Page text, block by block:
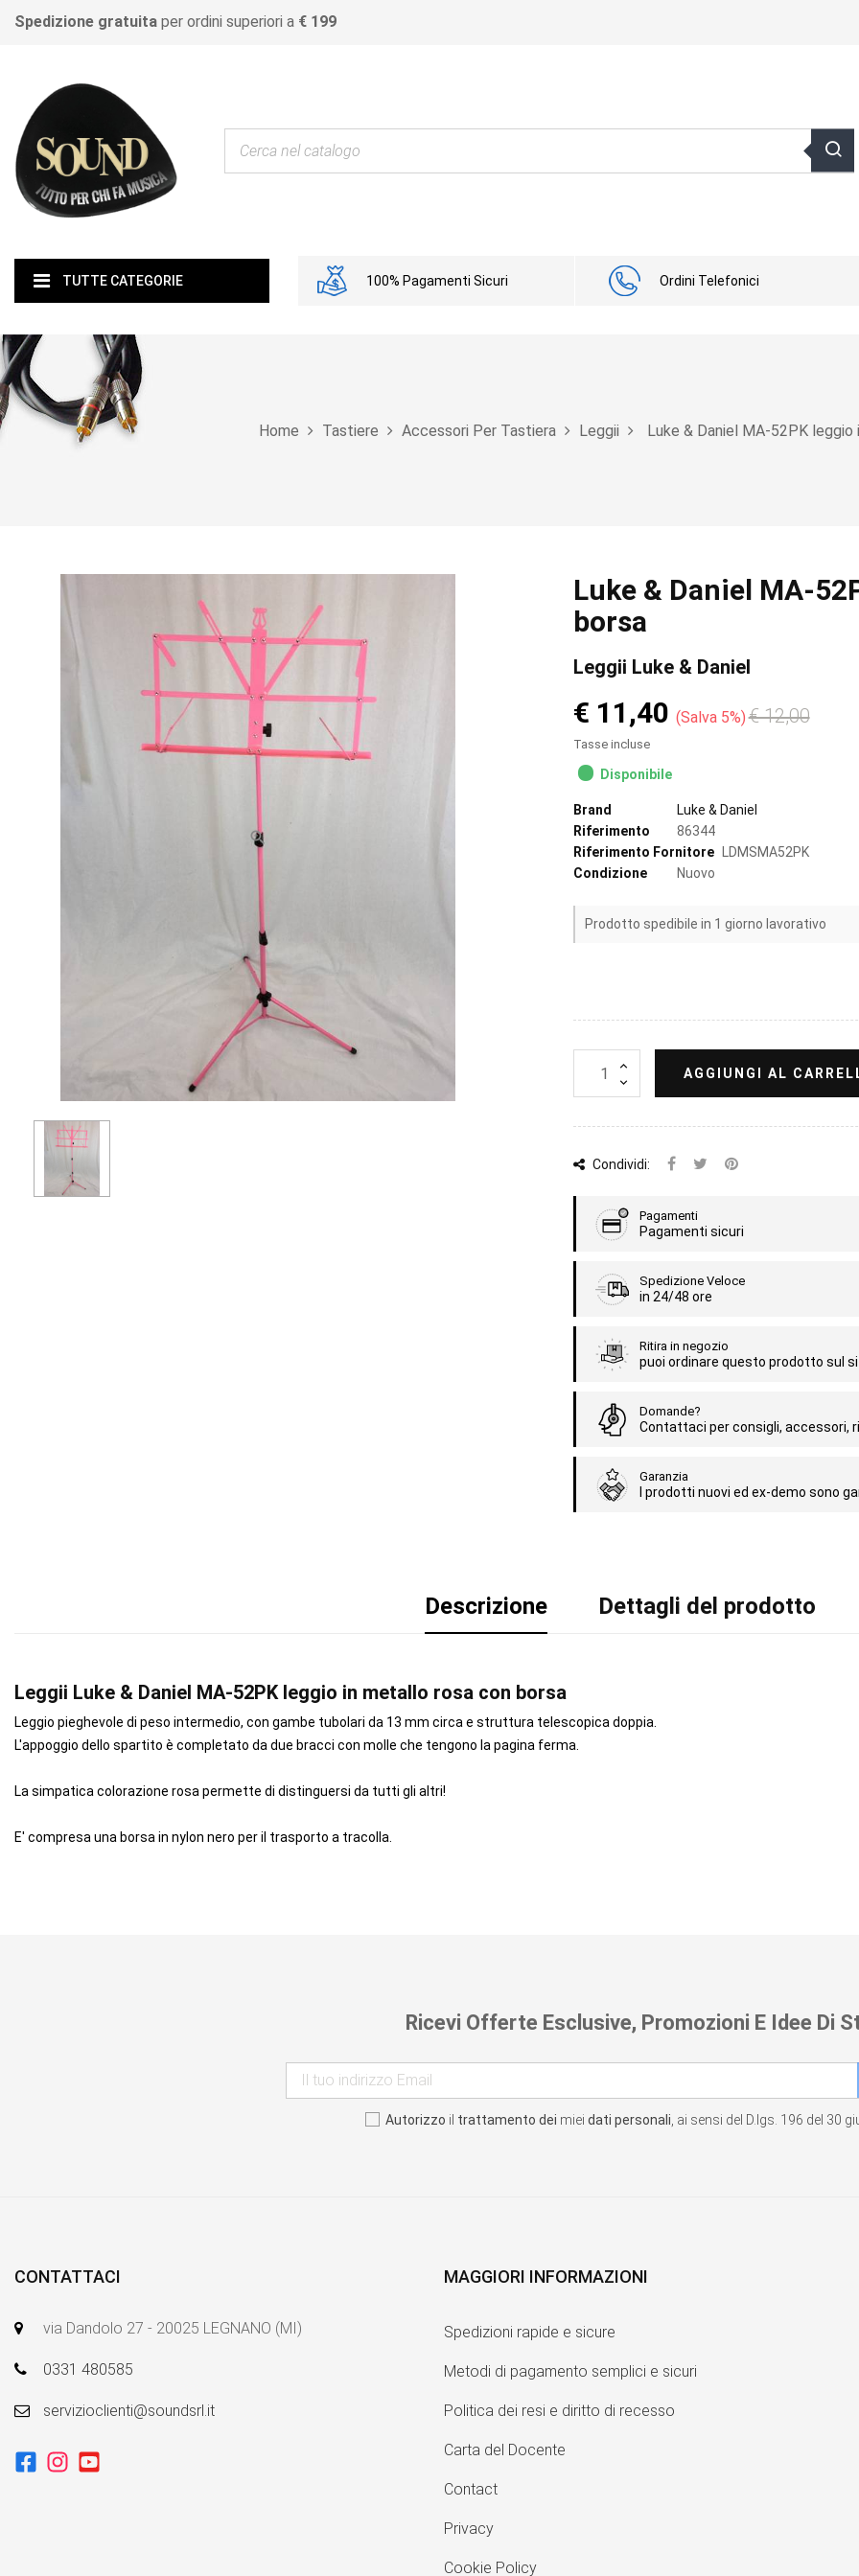
Spedizione gratuita per ordini superiori a € 199
TUTTE CATEGORIE 100% Pagamenti Sicuri Ordini Telefonici
Home Tastiere Accessori Per Tastiera Leggii Luke & Daniel MA-52PK

Luke & Daniel MA-
borsa
Leggii Luke & Daniel
€ 11,40 Salva 5% € 12,00
Tasse incluse
Disponibile
Brand
Luke & Daniel
Riferimento
86344
Riferimento Fornitore
LDMSMA52PK
Condizione
Nuovo
Prodotto spedibile in 1 giorno lavorativo
AGGIUNGI AL
Condividi:
Pagamenti
Pagamenti sicuri
Spedizione Veloce
in 24/48 ore
Ritira in negozio
puoi ordinare questo prodotto sul
Domande?
Contattaci per consigli, accessori,
Garanzia
I prodotti nuovi ed ex-demo sono
Descrizione Dettagli del prodotto
Leggii Luke & Daniel MA-52PK leggio in metallo rosa con borsa
Leggio pieghevole di peso intermedio, con gambe tubolari da 13 mm circa e struttura telescopica doppia.
L'appoggio dello spartito è completato da due bracci con molle che tengono la pagina ferma.
La simpatica colorazione rosa permette di distinguersi da tutti gli altri!
E' compresa una borsa in nylon nero per il trasporto a tracolla.
Ricevi Offerte Esclusive, Promozioni E Idee Di
Autorizzo il trattamento dei miei dati personali , ai sensi del D.lgs. 196 del 30
CONTATTACI
via Dandolo 27 - 20025 LEGNANO (MI)
0331 480585
servizioclienti@soundsrl.it
MAGGIORI INFORMAZIONI
Spedizioni rapide e sicure
Metodi di pagamento semplici e sicuri
Politica dei resi e diritto di recesso
Carta del Docente
Contact
Privacy
Cookie Policy